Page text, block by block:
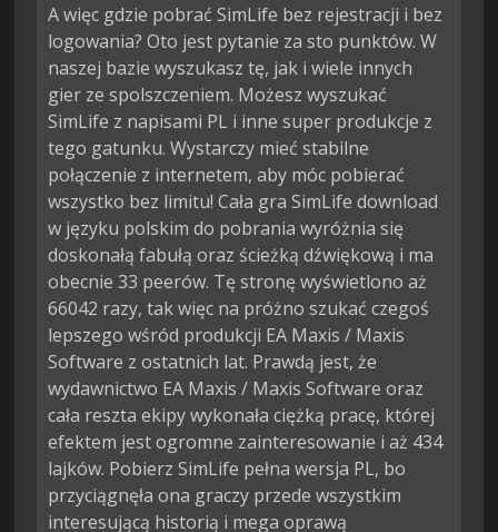
A więc gdzie pobrać SimLife bez rejestracji i bez
logowania? Oto jest pytanie za sto punktów. W
naszej bazie wyszukasz tę, jak i wiele innych
gier ze spolszczeniem. Możesz wyszukać
SimLife z napisami PL i inne super produkcje z
tego gatunku. Wystarczy mieć stabilne
połączenie z internetem, aby móc pobierać
wszystko bez limitu! Cała gra SimLife download
w języku polskim do pobrania wyróżnia się
doskonałą fabułą oraz ścieżką dźwiękową i ma
obecnie 33 peerów. Tę stronę wyświetlono aż
66042 razy, tak więc na próżno szukać czegoś
lepszego wśród produkcji EA Maxis / Maxis
Software z ostatnich lat. Prawdą jest, że
wydawnictwo EA Maxis / Maxis Software oraz
cała reszta ekipy wykonała ciężką pracę, której
efektem jest ogromne zainteresowanie i aż 434
lajków. Pobierz SimLife pełna wersja PL, bo
przyciągnęła ona graczy przede wszystkim
interesującą historią i mega oprawą